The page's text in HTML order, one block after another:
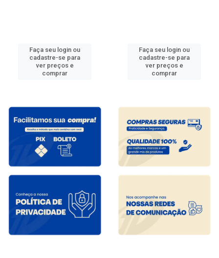
Faça seu login ou
cadastre-se para
ver preços e
comprar
Faça seu login ou
cadastre-se para
ver preços e
comprar